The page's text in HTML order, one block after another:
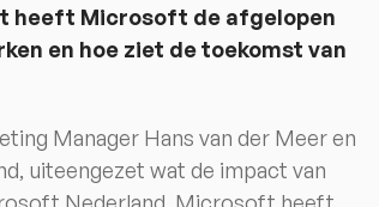
heeft Microsoft de afgelopen
en hoe ziet de toekomst van
Manager Hans van der Meer en
uiteengezet wat de impact van